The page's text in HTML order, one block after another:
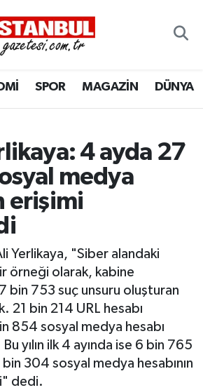
SPOR MAGAZİN DÜNYA
4 ayda 27
medya
erişimi
Yerlikaya, "Siber alandaki
örneği olarak, kabine
bin 753 suç unsuru oluşturan
21 bin 214 URL hesabı
854 sosyal medya hesabı
yılın ilk 4 ayında ise 6 bin 765
bin 304 sosyal medya hesabının
dedi.
Durumu ve Fikstür